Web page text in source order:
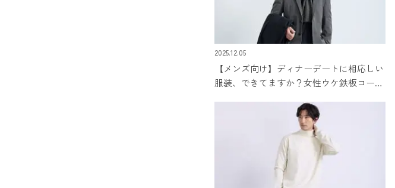
2025.12.05
【メンズ向け】ディナーデートに相応しい
服装、できてますか？女性ウケ鉄板コーデ